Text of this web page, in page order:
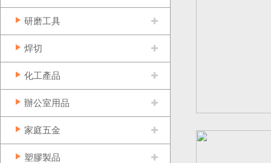
研磨工具
焊切
化工產品
辦公室用品
家庭五金
塑膠製品